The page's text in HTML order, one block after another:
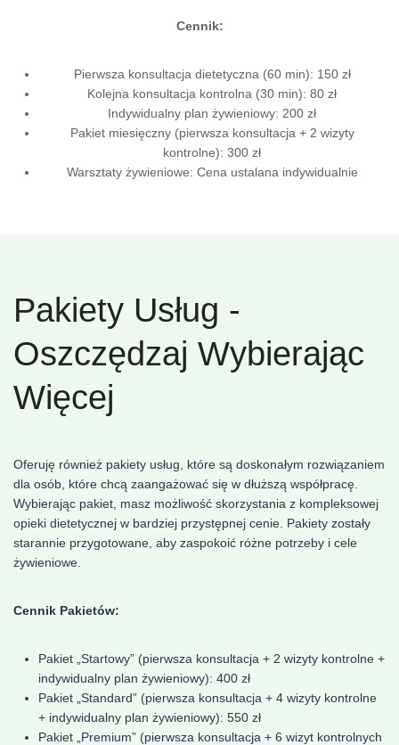
Cennik:
Pierwsza konsultacja dietetyczna (60 min): 150 zł
Kolejna konsultacja kontrolna (30 min): 80 zł
Indywidualny plan żywieniowy: 200 zł
Pakiet miesięczny (pierwsza konsultacja + 2 wizyty
kontrolne): 300 zł
Warsztaty żywieniowe: Cena ustalana indywidualnie
Pakiety Usług -
Oszczędzaj Wybierając
Więcej
Oferuję również pakiety usług, które są doskonałym rozwiązaniem
dla osób, które chcą zaangażować się w dłuższą współpracę.
Wybierając pakiet, masz możliwość skorzystania z kompleksowej
opieki dietetycznej w bardziej przystępnej cenie. Pakiety zostały
starannie przygotowane, aby zaspokoić różne potrzeby i cele
żywieniowe.
Cennik Pakietów:
Pakiet „Startowy” (pierwsza konsultacja + 2 wizyty kontrolne +
indywidualny plan żywieniowy): 400 zł
Pakiet „Standard” (pierwsza konsultacja + 4 wizyty kontrolne
+ indywidualny plan żywieniowy): 550 zł
Pakiet „Premium” (pierwsza konsultacja + 6 wizyt kontrolnych